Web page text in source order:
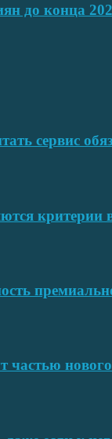
до конца
сервис